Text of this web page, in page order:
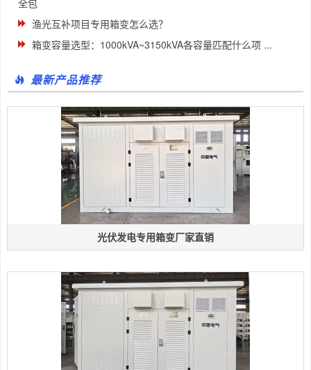
渔光互补项目专用箱变怎么选？
箱变容量选型：1000kVA~3150kVA各容量匹配什么项 ...
最新产品推荐
光伏发电专用箱变厂家直销